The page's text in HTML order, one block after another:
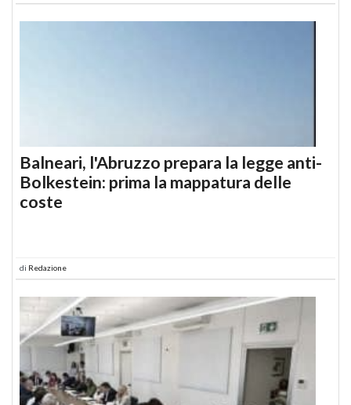
Balneari, l'Abruzzo prepara la legge anti-
Bolkestein: prima la mappatura delle
coste
di Redazione